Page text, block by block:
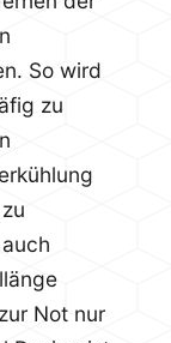
So wird
zu
Not nur